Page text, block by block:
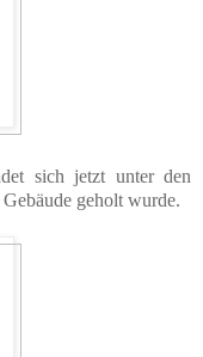
sich jetzt unter den
geholt wurde.